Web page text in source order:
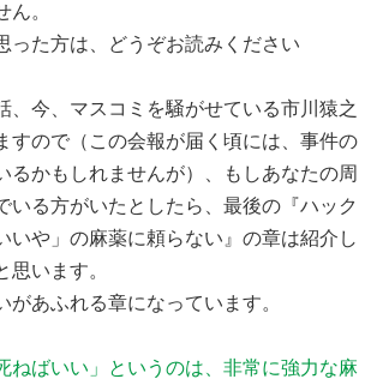
ん。
った方は、どうぞお読みください
、今、マスコミを騒がせている市川猿之
すので（この会報が届く頃には、事件の
るかもしれませんが）、もしあなたの周
いる方がいたとしたら、最後の『ハック
いや」の麻薬に頼らない』の章は紹介し
思います。
があふれる章になっています。
ねばいい」というのは、非常に強力な麻